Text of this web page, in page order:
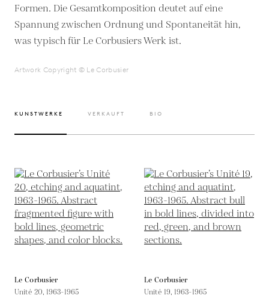
Formen. Die Gesamtkomposition deutet auf eine
Spannung zwischen Ordnung und Spontaneität hin,
was typisch für Le Corbusiers Werk ist.
Artwork Copyright © Le Corbusier
KUNSTWERKE VERKAUFT BIO
Le Corbusier
Unité 20, 1963-1965
Le Corbusier
Unité 19, 1963-1965